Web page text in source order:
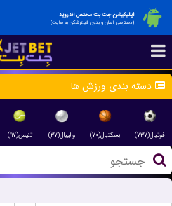
اپلیکیشن جت بت مختص اندروید
(دسترسی آسان و بدون فیلترشکن به سایت)
دسته بندی ورزش ها
فوتبال(۷۳۷) بسکتبال(۷۰) والیبال(۳۷) تنیس(۱۱۷)